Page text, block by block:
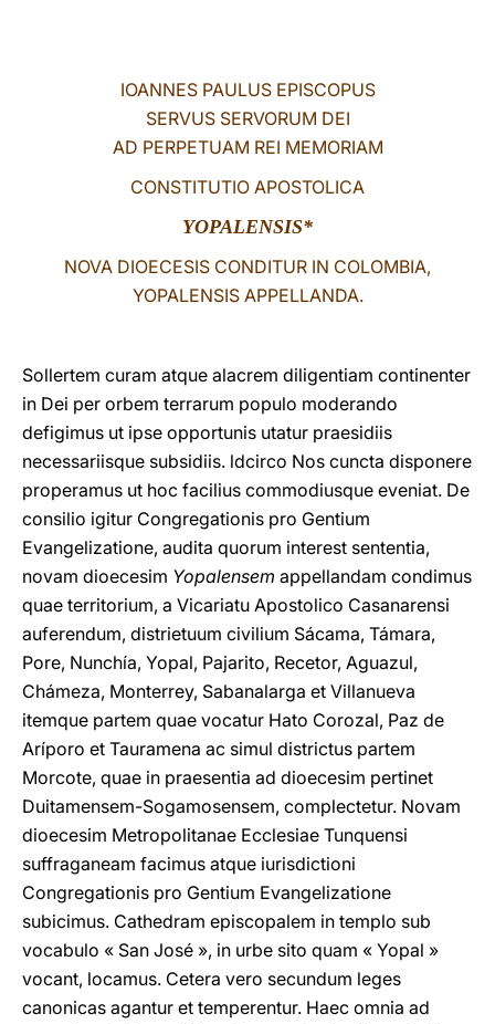
IOANNES PAULUS EPISCOPUS
SERVUS SERVORUM DEI
AD PERPETUAM REI MEMORIAM
CONSTITUTIO APOSTOLICA
YOPALENSIS*
NOVA DIOECESIS CONDITUR IN COLOMBIA,
YOPALENSIS APPELLANDA.
Sollertem curam atque alacrem diligentiam continenter
in Dei per orbem terrarum populo moderando
defigimus ut ipse opportunis utatur praesidiis
necessariisque subsidiis. ldcirco Nos cuncta disponere
properamus ut hoc facilius commodiusque eveniat. De
consilio igitur Congregationis pro Gentium
Evangelizatione, audita quorum interest sententia,
novam dioecesim Yopalensem appellandam condimus
quae territorium, a Vicariatu Apostolico Casanarensi
auferendum, distrietuum civilium Sácama, Támara,
Pore, Nunchía, Yopal, Pajarito, Recetor, Aguazul,
Chámeza, Monterrey, Sabanalarga et Villanueva
itemque partem quae vocatur Hato Corozal, Paz de
Aríporo et Tauramena ac simul districtus partem
Morcote, quae in praesentia ad dioecesim pertinet
Duitamensem-Sogamosensem, complectetur. Novam
dioecesim Metropolitanae Ecclesiae Tunquensi
suffraganeam facimus atque iurisdictioni
Congregationis pro Gentium Evangelizatione
subicimus. Cathedram episcopalem in templo sub
vocabulo « San José », in urbe sito quam « Yopal »
vocant, locamus. Cetera vero secundum leges
canonicas agantur et temperentur. Haec omnia ad